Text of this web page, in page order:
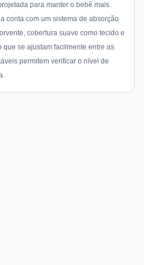
para manter o bebê mais
conta com um sistema de absorção
cobertura suave como tecido e
se ajustam facilmente entre as
permitem verificar o nível de